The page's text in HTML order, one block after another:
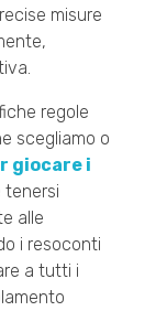
misure
regole
scegliamo o
giocare i
tenersi
alle
i resoconti
a tutti i